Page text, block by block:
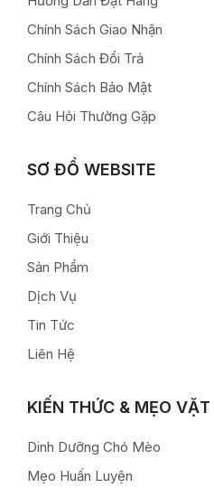
Chính Sách Giao Nhận
Chính Sách Đổi Trả
Chính Sách Bảo Mật
Câu Hỏi Thường Gặp
SƠ ĐỒ WEBSITE
Trang Chủ
Giới Thiệu
Sản Phẩm
Dịch Vụ
Tin Tức
Liên Hệ
KIẾN THỨC & MẸO VẶT
Dinh Dưỡng Chó Mèo
Mẹo Huấn Luyện